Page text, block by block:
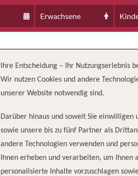
Erwachsene
BESATZUNG
51
Ihre Entscheidung – Ihr Nutzungserlebnis
Wir nutzen Cookies und andere
unserer Website notwendig sind.
Darüber hinaus und soweit Sie einwilligen
sowie unsere bis zu fünf Partner als
andere Technologien verwenden und
Ihnen erheben und verarbeiten, um Ihnen
personalisierte Inhalte vorzuschlagen